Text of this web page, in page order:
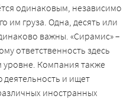
одинаковым, независимо
им груза. Одна, десять или
важны. «Сирамис» –
ответственность здесь
уровне. Компания также
и ищет
иностранных